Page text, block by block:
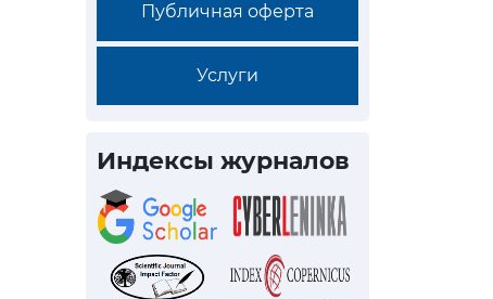
Публичная оферта
Услуги
Индексы журналов